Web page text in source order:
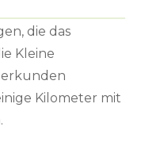
die das
Kleine
Kilometer mit